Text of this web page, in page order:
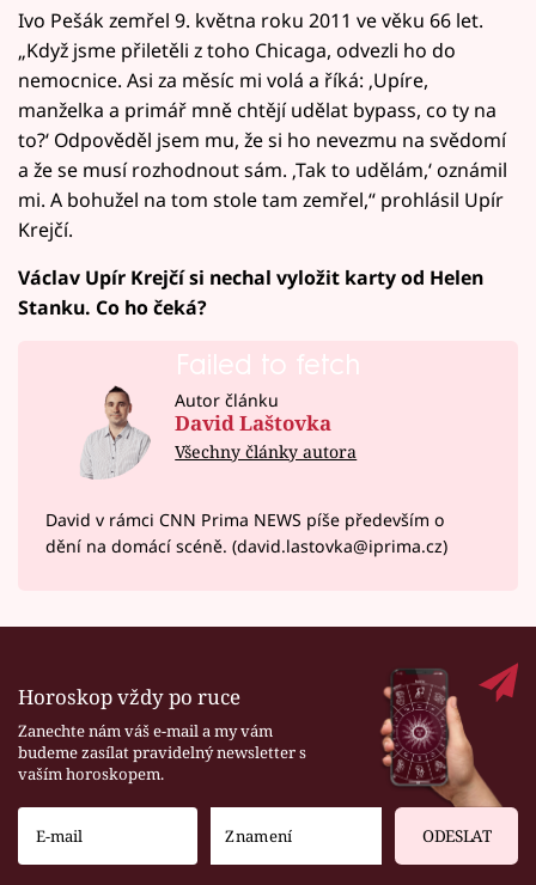
Ivo Pešák zemřel 9. května roku 2011 ve věku 66 let.
„Když jsme přiletěli z toho Chicaga, odvezli ho do
nemocnice. Asi za měsíc mi volá a říká: ‚Upíre,
manželka a primář mně chtějí udělat bypass, co ty na
to?‘ Odpověděl jsem mu, že si ho nevezmu na svědomí
a že se musí rozhodnout sám. ‚Tak to udělám,‘ oznámil
mi. A bohužel na tom stole tam zemřel,“ prohlásil Upír
Krejčí.
Václav Upír Krejčí si nechal vyložit karty od Helen
Stanku. Co ho čeká?
Failed to fetch
Autor článku
David Laštovka
Všechny články autora
David v rámci CNN Prima NEWS píše především o
dění na domácí scéně. (david.lastovka@iprima.cz)
Horoskop vždy po ruce
Zanechte nám váš e-mail a my vám
budeme zasílat pravidelný newsletter s
vaším horoskopem.
ODESLAT